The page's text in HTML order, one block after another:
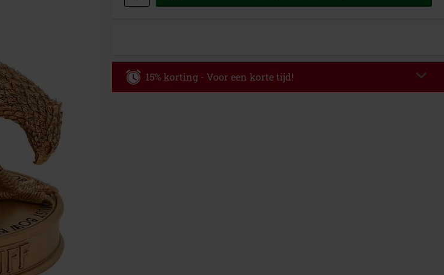
15% korting - Voor een korte tijd!